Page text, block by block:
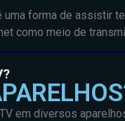
uma forma de assistir
como meio de
em diversos